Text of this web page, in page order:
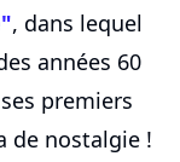
, dans lequel
années 60
premiers
de nostalgie !